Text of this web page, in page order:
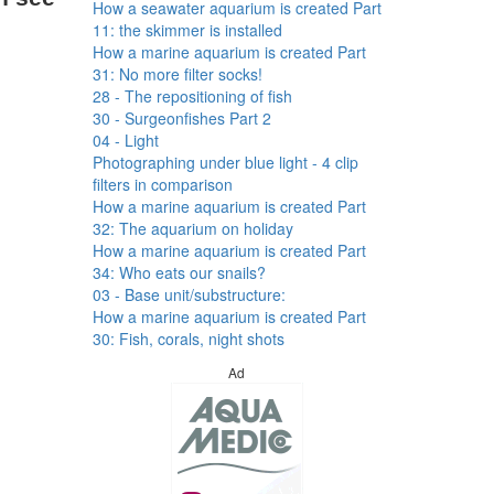
How a seawater aquarium is created Part
11: the skimmer is installed
How a marine aquarium is created Part
31: No more filter socks!
28 - The repositioning of fish
30 - Surgeonfishes Part 2
04 - Light
Photographing under blue light - 4 clip
filters in comparison
How a marine aquarium is created Part
32: The aquarium on holiday
How a marine aquarium is created Part
34: Who eats our snails?
03 - Base unit/substructure:
How a marine aquarium is created Part
30: Fish, corals, night shots
Ad